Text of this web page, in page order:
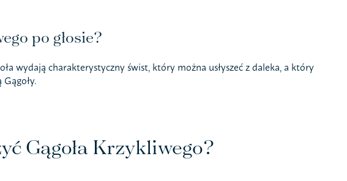
po głosie?
wydają charakterystyczny świst, który można usłyszeć z daleka, a który
Gągoła Krzykliwego?